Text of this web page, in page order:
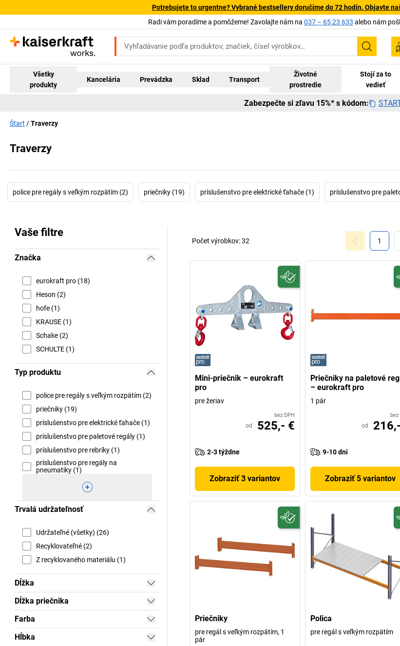
Potrebujete to urgentne? Vybrané bestsellery doručíme do 72 hodín. Objavte
Radi vám poradíme a pomôžeme! Zavolajte nám na 037 – 65 23 633 alebo nám
Všetky
produkty
Kancelária Prevádzka Sklad Transport
Životné
prostredie
Stojí za to
vedieť
Zabezpečte si zľavu 15%* s kódom:
Štart Traverzy
Traverzy
police pre regály s veľkým rozpätím (2) priečniky (19) príslušenstvo pre elektrické ťahače (1) príslušenstvo pre
Vaše filtre
Značka
eurokraft pro (18)
Heson (2)
hofe (1)
KRAUSE (1)
Schake (2)
SCHULTE (1)
Typ produktu
police pre regály s veľkým rozpätím (2)
priečniky (19)
príslušenstvo pre elektrické ťahače (1)
príslušenstvo pre paletové regály (1)
príslušenstvo pre rebríky (1)
príslušenstvo pre regály na
pneumatiky (1)
Trvalá udržateľnosť
Udržateľné (všetky) (26)
Recyklovateľné (2)
Z recyklovaného materiálu (1)
Dĺžka
Dĺžka priečnika
Farba
Hĺbka
1
Počet výrobkov:32
Mini-priečnik – eurokraft
pro
pre žeriav
bez DPH
od 525,- €
2-3 týždne
Zobraziť 3 variantov
Priečniky na paletové
– eurokraft pro
1 pár
bez
od
9-10 dni
Zobraziť 5 variantov
Priečniky
pre regál s veľkým rozpätím, 1
pár
Polica
pre regál s veľkým rozpätím